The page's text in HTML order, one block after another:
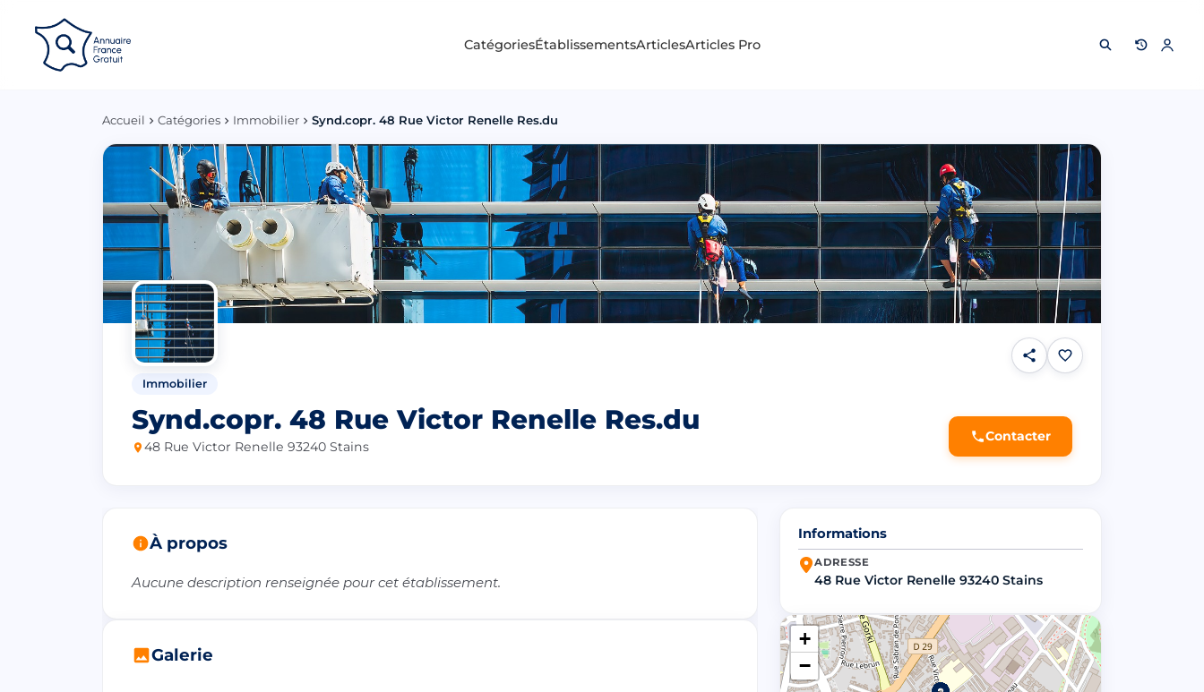
CatégoriesÉtablissementsArticlesArticles Pro
Accueil Catégories Immobilier Synd.copr. 48 Rue Victor Renelle Res.du
Immobilier
Synd.copr. 48 Rue Victor Renelle Res.du
48 Rue Victor Renelle 93240 Stains
Contacter
À propos
Aucune description renseignée pour cet établissement.
Galerie
Informations
ADRESSE
48 Rue Victor Renelle 93240 Stains
+
−